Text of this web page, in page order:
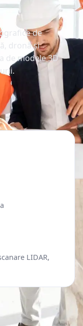
de
dronă și
de modele 3D
LIDAR,